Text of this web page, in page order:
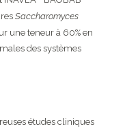
Saccharomyces
une teneur à 60% en
des systèmes
études cliniques